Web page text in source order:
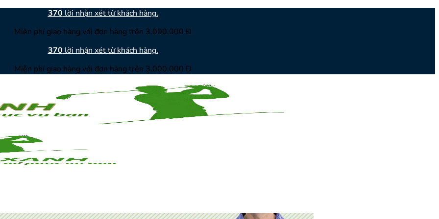
370 lời nhận xét từ khách hàng.
Miễn phí giao hàng với đơn hàng trên 3.000.000 Đ
370 lời nhận xét từ khách hàng.
Miễn phí giao hàng với đơn hàng trên 3.000.000 Đ